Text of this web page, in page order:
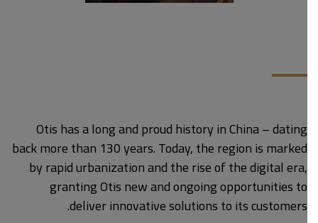
Otis has a long and proud history in China – dating
back more than 130 years. Today, the region is marked
by rapid urbanization and the rise of the digital era,
granting Otis new and ongoing opportunities to
deliver innovative solutions to its customers.